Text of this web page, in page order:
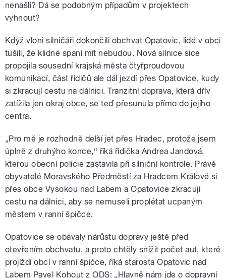
nenašli? Dá se podobným případům v projektech
vyhnout?
Když vloni silničáři dokončili obchvat Opatovic, lidé v obci
tušili, že klidné spaní mít nebudou. Nová silnice sice
propojila sousední krajská města čtyřproudovou
komunikací, část řidičů ale dál jezdí přes Opatovice, kudy
si zkracují cestu na dálnici. Tranzitní doprava, která dřív
zatížila jen okraj obce, se teď přesunula přímo do jejího
centra.
„Pro mě je rozhodně delší jet přes Hradec, protože jsem
úplně z druhýho konce,“ říká řidička Andrea Jandová,
kterou obecní policie zastavila při silniční kontrole. Právě
obyvatelé Moravského Předměstí za Hradcem Králové si
přes obce Vysokou nad Labem a Opatovice zkracují
cestu na dálnici, aby se nemuseli proplétat ucpaným
městem v ranní špičce.
Opatovice se obávaly nárůstu dopravy ještě před
otevřením obchvatu, a proto chtěly snížit počet aut, které
projíždí obcí v ranní špičce, říká starosta Opatovic nad
Labem Pavel Kohout z ODS: „Hlavně nám jde o dopravní